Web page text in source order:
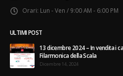
Orari: Lun - Ven / 9:00 AM - 6:00 PM
ULTIMI POST
13 dicembre 2024 – In vendita i
Filarmonica della Scala
Dicembre 14, 2024